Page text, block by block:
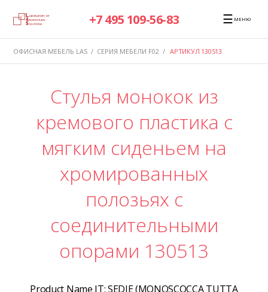
+7 495 109-56-83 ☰ МЕНЮ
ОФИСНАЯ МЕБЕЛЬ LAS / СЕРИЯ МЕБЕЛИ F02 / АРТИКУЛ 130513
Стулья монокок из
кремового пластика с
мягким сиденьем на
хромированных
полозьях с
соединительными
опорами 130513
Product Name IT:SEDIE (MONOSCOCCA TUTTA